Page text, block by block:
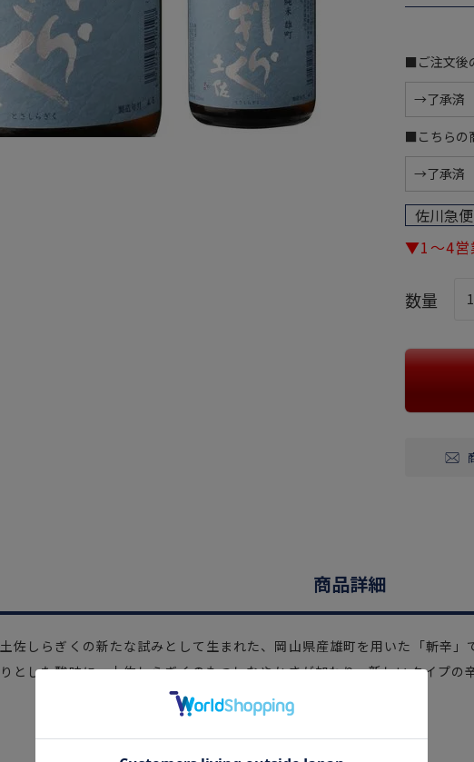
■ご注文後
■こちらの
佐川急便
▼1～4営
商品詳細
土佐しらぎくの新たな試みとして生まれた、岡山県産雄町を用いた「斬辛」
りとした酸味に、土佐しらぎくのもつしなやかさが加わり、新しいタイプの